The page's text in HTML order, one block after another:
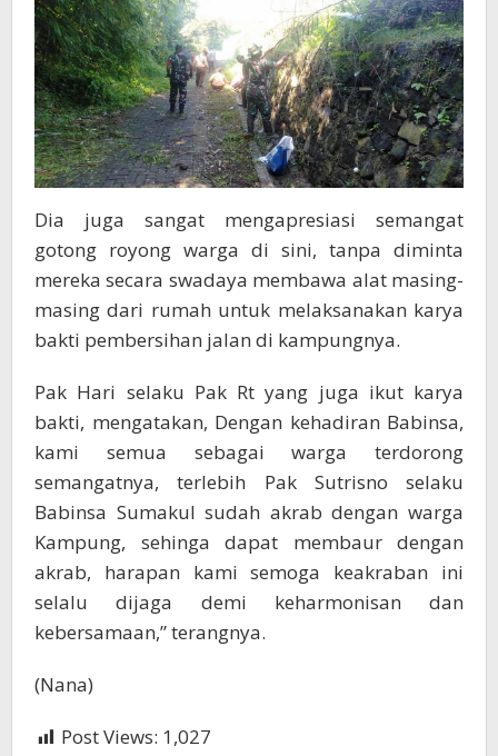
Dia juga sangat mengapresiasi semangat
gotong royong warga di sini, tanpa diminta
mereka secara swadaya membawa alat masing-
masing dari rumah untuk melaksanakan karya
bakti pembersihan jalan di kampungnya.
Pak Hari selaku Pak Rt yang juga ikut karya
bakti, mengatakan, Dengan kehadiran Babinsa,
kami semua sebagai warga terdorong
semangatnya, terlebih Pak Sutrisno selaku
Babinsa Sumakul sudah akrab dengan warga
Kampung, sehinga dapat membaur dengan
akrab, harapan kami semoga keakraban ini
selalu dijaga demi keharmonisan dan
kebersamaan,” terangnya.
(Nana)
Post Views: 1,027